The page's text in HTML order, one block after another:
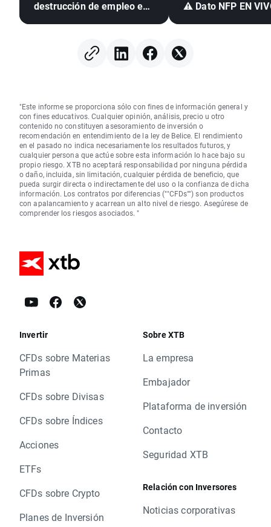
destrucción de empleo en
⚠️ Dato NFP EN
"Este informe se proporciona sólo con fines de información general y
con fines educativos. Cualquier opinión, análisis, precio u otro
contenido no constituyen asesoramiento de inversión o
recomendación en entendimiento de la ley de Belice. El rendimiento
en el pasado no indica necesariamente los resultados futuros, y
cualquier persona que actúe sobre esta información lo hace bajo su
propio riesgo. XTB no aceptará responsabilidad por ninguna pérdida
o daño, incluida, sin limitación, cualquier pérdida de beneficio, que
pueda surgir directa o indirectamente del uso o la confianza de dicha
información. Los contratos por diferencias (""CFDs"") son productos
con apalancamiento y acarrean un alto nivel de riesgo. Asegúrese de
comprender los riesgos asociados. "
Invertir
CFDs sobre Materias
Primas
CFDs sobre Divisas
CFDs sobre Índices
Acciones
ETFs
CFDs sobre Crypto
Planes de Inversión
Sobre XTB
La empresa
Embajador
Plataforma de inversión
Contacto
Seguridad XTB
Relación con Inversores
Noticias corporativas